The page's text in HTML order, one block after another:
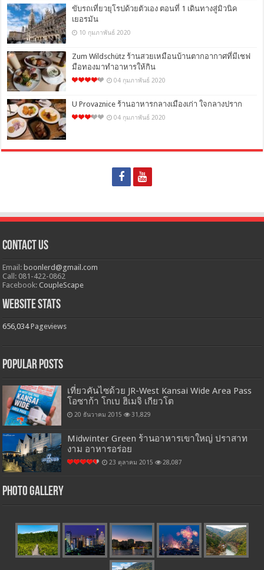
ขับรถเที่ยวยุโรปด้วยตัวเอง ตอนที่ 1 เดินทางสู่มิวนิค
เยอรมัน
10 กุมภาพันธ์ 2020
Zum Wildschütz ร้านสวยเหมือนบ้านตากอากาศที่มีเชฟ
มือทองมาทำอาหารให้กิน
04 กุมภาพันธ์ 2020
U Provaznice ร้านอาหารกลางเมืองเก่า ใจกลางปราก
04 กุมภาพันธ์ 2020
Contact Us
Email:boonlerd@gmail.com
Call: 081-422-0862
Facebook:CoupleScape
Website Stats
656,034 Pageviews
Popular Posts
เที่ยวคันไซด้วย JR-West Kansai Wide Area Pass
โอซาก้า โกเบ ฮิเมจิ เกียวโต
20 ธันวาคม 2015 31,829
Midwinter Green ร้านอาหารเขาใหญ่ ปราสาท
งาม อาหารอร่อย
23 ตุลาคม 2015 28,087
Photo Gallery